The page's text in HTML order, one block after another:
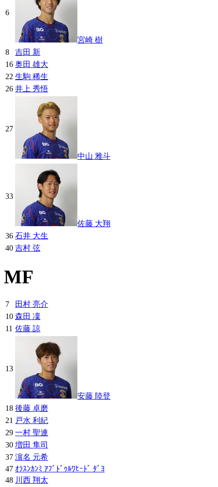
6
宮崎 樹
8
吉田 新
16 奥田 雄大
22 生駒 稀生
26 井上 秀悟
27
中山 雅斗
33
佐藤 大翔
36 石井 大生
40 吉村 弦
MF
7
田村 亮介
10 森田 凜
11 佐藤 諒
13
安藤 陸登
18 後藤 卓磨
21 戸水 利紀
29 一村 聖連
30 増田 隼司
37 濵名 元希
47 ｵﾗｽﾝｶﾝﾐ ｱﾌﾞﾄﾞｩﾙﾜﾋｰﾄﾞ ﾀﾞﾖ
48 川西 翔太